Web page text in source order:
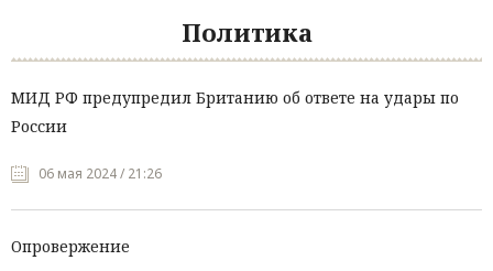
Политика
МИД РФ предупредил Британию об ответе на удары по
России
06 мая 2024 / 21:26
Опровержение